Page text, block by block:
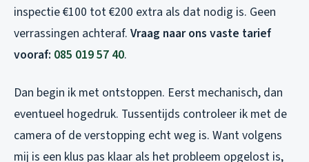
inspectie €100 tot €200 extra als dat nodig is. Geen
verrassingen achteraf. Vraag naar ons vaste tarief
vooraf: 085 019 57 40.
Dan begin ik met ontstoppen. Eerst mechanisch, dan
eventueel hogedruk. Tussentijds controleer ik met de
camera of de verstopping echt weg is. Want volgens
mij is een klus pas klaar als het probleem opgelost is,